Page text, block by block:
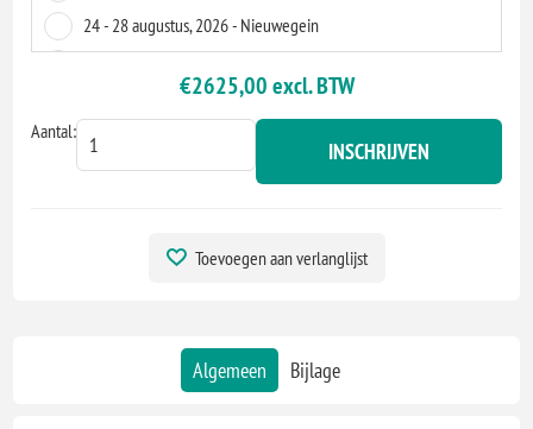
24 - 28 augustus, 2026 - Nieuwegein
07 - 11 september, 2026 - Virtueel
14 - 18 september, 2026 - Nieuwegein
21 - 25 september, 2026 - Apeldoorn
05 - 9 oktober, 2026 - Apeldoorn
26 - 30 oktober, 2026 - Apeldoorn
€2625,00 excl. BTW
Aantal:
INSCHRIJVEN
Toevoegen aan verlanglijst
Algemeen Bijlage